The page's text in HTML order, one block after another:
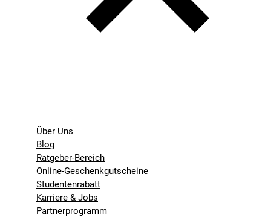
Über Uns
Blog
Ratgeber-Bereich
Online-Geschenkgutscheine
Studentenrabatt
Karriere & Jobs
Partnerprogramm